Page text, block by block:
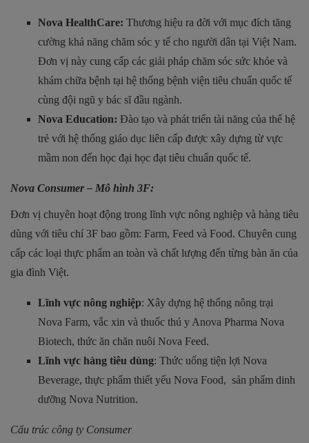
Nova HealthCare: Thương hiệu ra đời với mục đích tăng
cường khả năng chăm sóc y tế cho người dân tại Việt Nam.
Đơn vị này cung cấp các giải pháp chăm sóc sức khỏe và
khám chữa bệnh tại hệ thống bệnh viện tiêu chuẩn quốc tế
cùng đội ngũ y bác sĩ đầu ngành.
Nova Education: Đào tạo và phát triển tài năng của thế hệ
trẻ với hệ thống giáo dục liên cấp được xây dựng từ vực
mầm non đến học đại học đạt tiêu chuẩn quốc tế.
Nova Consumer – Mô hình 3F:
Đơn vị chuyên hoạt động trong lĩnh vực nông nghiệp và hàng tiêu
dùng với tiêu chí 3F bao gồm: Farm, Feed và Food. Chuyên cung
cấp các loại thực phẩm an toàn và chất lượng đến từng bàn ăn của
gia đình Việt.
Lĩnh vực nông nghiệp: Xây dựng hệ thống nông trại
Nova Farm, vắc xin và thuốc thú y Anova Pharma Nova
Biotech, thức ăn chăn nuôi Nova Feed.
Lĩnh vực hàng tiêu dùng: Thức uống tiện lợi Nova
Beverage, thực phẩm thiết yếu Nova Food, sản phẩm dinh
dưỡng Nova Nutrition.
Cấu trúc công ty Consumer